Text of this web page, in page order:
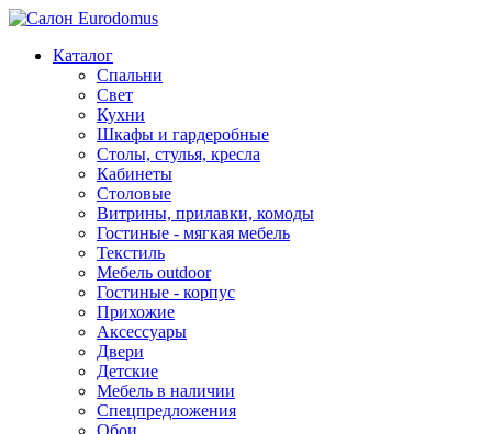
Каталог
Спальни
Свет
Кухни
Шкафы и гардеробные
Столы, стулья, кресла
Кабинеты
Столовые
Витрины, прилавки, комоды
Гостиные - мягкая мебель
Текстиль
Мебель outdoor
Гостиные - корпус
Прихожие
Аксессуары
Двери
Детские
Мебель в наличии
Спецпредложения
Обои